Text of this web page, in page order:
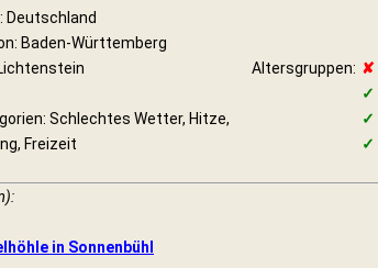
Deutschland
Baden-Württemberg
Schlechtes Wetter, Hitze,
Freizeit
Altersgruppen: ✘
✓
✓
✓
in Sonnenbühl